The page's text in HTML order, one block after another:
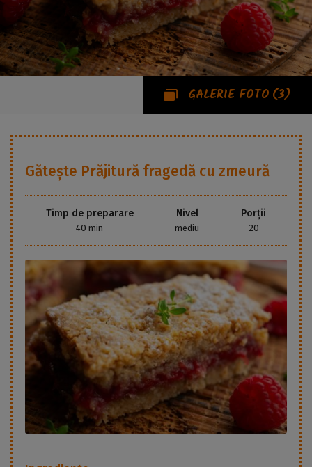
GALERIE FOTO (3)
Gătește Prăjitură fragedă cu zmeură
Timp de preparare
40 min
Nivel
mediu
Porții
20